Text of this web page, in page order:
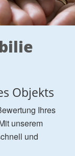
Objekts
Ihres
unserem
und